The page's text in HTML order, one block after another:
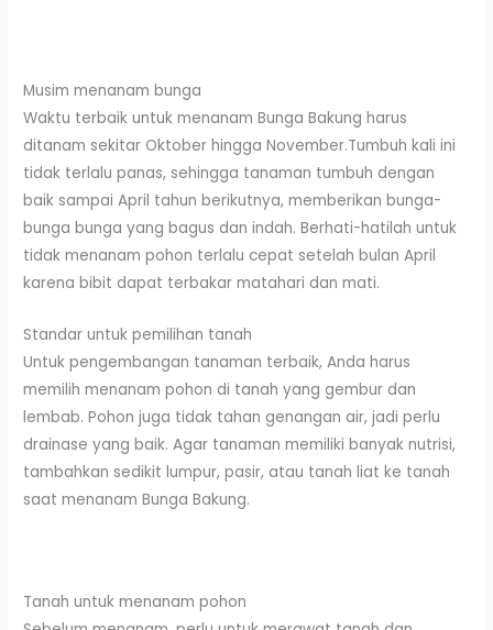
Musim menanam bunga
Waktu terbaik untuk menanam Bunga Bakung harus
ditanam sekitar Oktober hingga November.Tumbuh kali ini
tidak terlalu panas, sehingga tanaman tumbuh dengan
baik sampai April tahun berikutnya, memberikan bunga-
bunga bunga yang bagus dan indah. Berhati-hatilah untuk
tidak menanam pohon terlalu cepat setelah bulan April
karena bibit dapat terbakar matahari dan mati.
Standar untuk pemilihan tanah
Untuk pengembangan tanaman terbaik, Anda harus
memilih menanam pohon di tanah yang gembur dan
lembab. Pohon juga tidak tahan genangan air, jadi perlu
drainase yang baik. Agar tanaman memiliki banyak nutrisi,
tambahkan sedikit lumpur, pasir, atau tanah liat ke tanah
saat menanam Bunga Bakung.
Tanah untuk menanam pohon